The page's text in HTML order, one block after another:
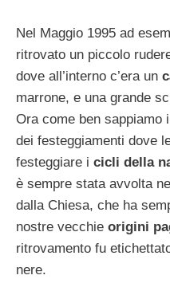
Nel Maggio 1995 ad
ritrovato un piccolo
dove all’interno c’era un
marrone, e una grande
Ora come ben sappiamo
dei festeggiamenti dove
festeggiare i cicli della
è sempre stata avvolta
dalla Chiesa, che ha
nostre vecchie origini
ritrovamento fu
nere.